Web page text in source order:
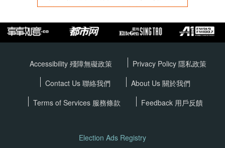
Accessibility 殘障無礙政策 Privacy Policy 隱私政策
Contact Us 聯絡我們
About Us 關於我們
Terms of Services 服務條款 Feedback 用戶反饋
Election Ads Registry